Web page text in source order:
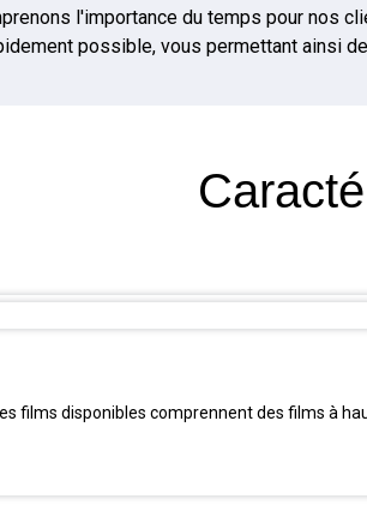
l'importance du temps pour nos
possible, vous permettant ainsi
films disponibles comprennent des films à